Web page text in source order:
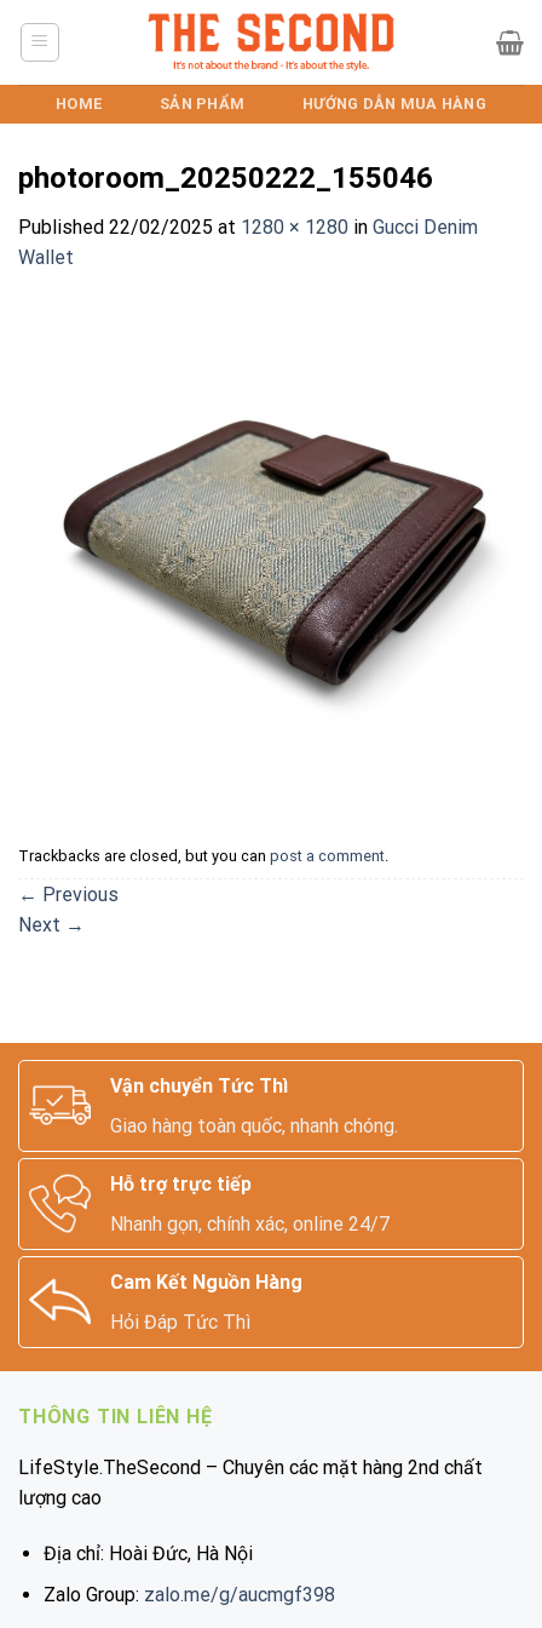
HOME SẢN PHẨM HƯỚNG DẪN MUA HÀNG
photoroom_20250222_155046
Published 22/02/2025 at 1280 × 1280 in Gucci Denim
Wallet
Trackbacks are closed, but you can post a comment.
← Previous
Next →
Vận chuyển Tức Thì
Giao hàng toàn quốc, nhanh chóng.
Hỗ trợ trực tiếp
Nhanh gọn, chính xác, online 24/7
Cam Kết Nguồn Hàng
Hỏi Đáp Tức Thì
THÔNG TIN LIÊN HỆ
LifeStyle.TheSecond – Chuyên các mặt hàng 2nd chất
lượng cao
Địa chỉ: Hoài Đức, Hà Nội
Zalo Group: zalo.me/g/aucmgf398